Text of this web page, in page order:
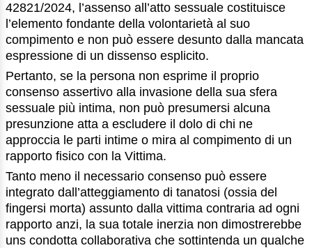
42821/2024, l’assenso all’atto sessuale costituisce
l’elemento fondante della volontarietà al suo
compimento e non può essere desunto dalla mancata
espressione di un dissenso esplicito.
Pertanto, se la persona non esprime il proprio
consenso assertivo alla invasione della sua sfera
sessuale più intima, non può presumersi alcuna
presunzione atta a escludere il dolo di chi ne
approccia le parti intime o mira al compimento di un
rapporto fisico con la Vittima.
Tanto meno il necessario consenso può essere
integrato dall’atteggiamento di tanatosi (ossia del
fingersi morta) assunto dalla vittima contraria ad ogni
rapporto anzi, la sua totale inerzia non dimostrerebbe
uns condotta collaborativa che sottintenda un qualche